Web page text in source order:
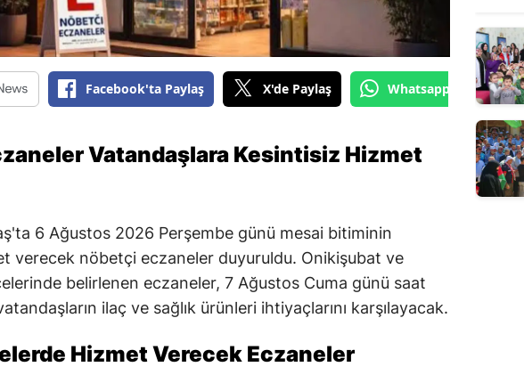
Facebook'ta Paylaş X'de Paylaş Whatsapp'tan Gönder
Vatandaşlara Kesintisiz Hizmet
6 Ağustos 2026 Perşembe günü mesai bitiminin
verecek nöbetçi eczaneler duyuruldu. Onikişubat ve
belirlenen eczaneler, 7 Ağustos Cuma günü saat
ilaç ve sağlık ürünleri ihtiyaçlarını karşılayacak.
Hizmet Verecek Eczaneler